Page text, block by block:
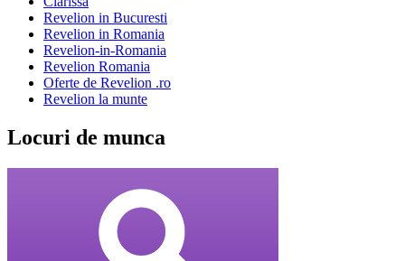
Revelion in Bucuresti
Revelion in Romania
Revelion-in-Romania
Revelion Romania
Oferte de Revelion .ro
Revelion la munte
Locuri de munca